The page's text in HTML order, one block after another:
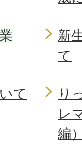
新
て
て
り
レ
編